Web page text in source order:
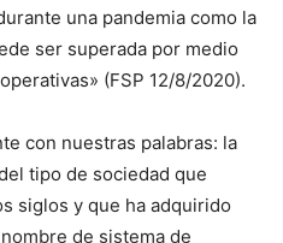
una pandemia como la
ser superada por medio
(FSP 12/8/2020).
con nuestras palabras: la
tipo de sociedad que
siglos y que ha adquirido
de sistema de